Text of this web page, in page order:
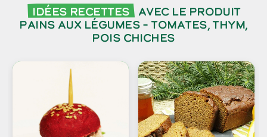
Idées recettes
avec le produit
Pains aux légumes – Tomates, Thym,
Pois Chiches